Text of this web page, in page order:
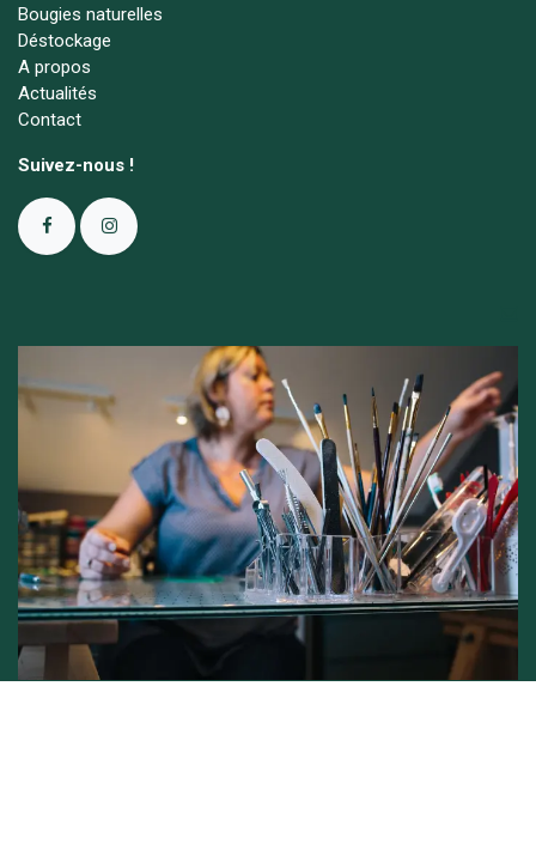
Bougies naturelles
Déstockage
A propos
Actualités
Contact
Suivez-nous !